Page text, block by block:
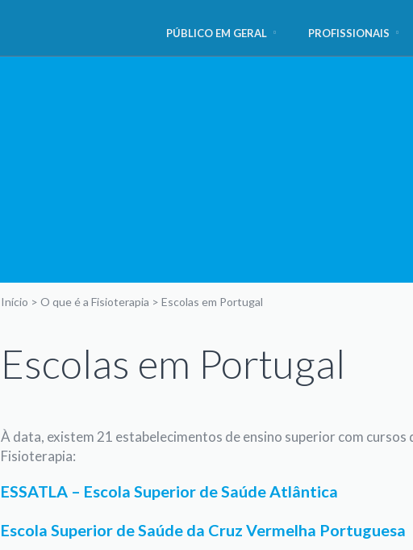
PÚBLICO EM GERAL PROFISSIONAIS
Início > O que é a Fisioterapia > Escolas em Portugal
Escolas em Portugal
À data, existem 21 estabelecimentos de ensino superior com cursos
Fisioterapia:
ESSATLA – Escola Superior de Saúde Atlântica
Escola Superior de Saúde da Cruz Vermelha Portuguesa